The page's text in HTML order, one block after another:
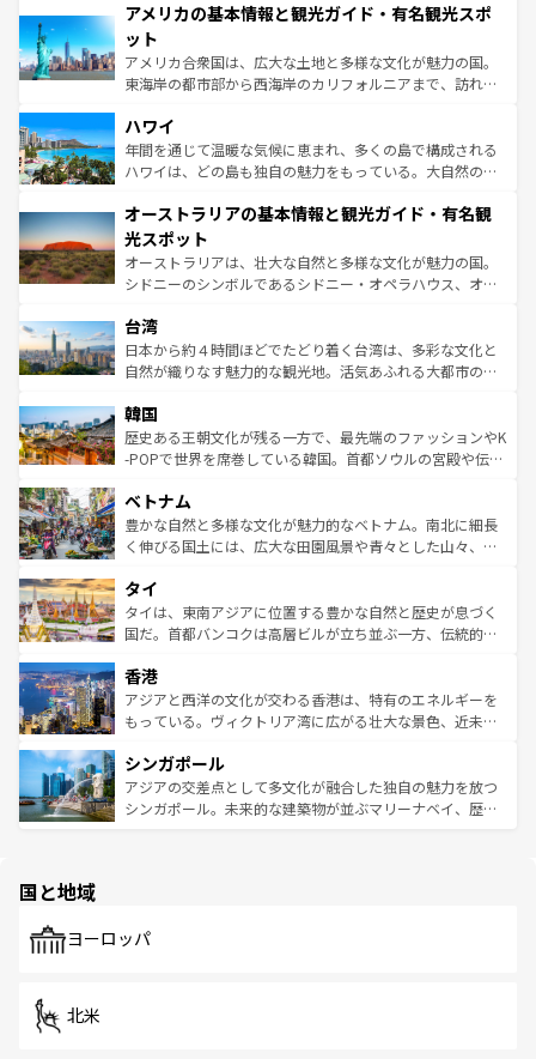
ンツ一覧を参照してほしい。
の建物がそのまま残る町や、スイスならではのユニークな
博物館もあり、アルプス観光だけでなく町歩きも満喫する
ことができる。国民の所得が高いため物価も高いが、旅行
者向けの交通パス提供のサービスもあり、うまく活用すれ
着のスイス情報は
アメリカの基本情報と観光ガイド・有名観光スポ
ット
アメリカ合衆国は、広大な土地と多様な文化が魅力の国。
東海岸の都市部から西海岸のカリフォルニアまで、訪れる
のような巨大都市は、観光、ショッピング、エンターテイ
ンメントが詰まった刺激的なスポットだ。一方、アメリカ
西部には大自然が広がり、グランドキャニオンやイエロー
部のニューオーリンズでは、音楽と美食が融合した独特の
文化が魅力。旅行者はアメリカの各地域で異なる魅力を楽
しみながら、その多様性と豊かな歴史を感じることができ
るだろう。車でのロードトリップや列車の旅も、アメリカ
情報は
ハワイ
年間を通じて温暖な気候に恵まれ、多くの島で構成される
ハワイは、どの島も独自の魅力をもっている。大自然の神
ワイ島は見逃せない。また、定番の観光地といえばオアフ
島だが、静かな自然を求めるならマウイ島やカウアイ島が
おすすめ。エメラルドグリーンに輝く海をはじめ、豊かな
文化や歴史が息づいている。「アロハスピリット」と呼ば
人々、おいしいローカルフードやハワイアンミュージッ
ク、伝統的なフラダンスなど、すべてがハワイの魅力を彩
っている。訪れるたびに新しい発見と感動が待っているハ
はコンテンツ一覧
オーストラリアの基本情報と観光ガイド・有名観
光スポット
オーストラリアは、壮大な自然と多様な文化が魅力の国。
シドニーのシンボルであるシドニー・オペラハウス、オー
リアリーフや大陸中央部にそびえるウルル（エアーズロッ
ク）、タスマニアの美しい原生林やケアンズの熱帯雨林な
ど、見どころがたくさん。また、カフェやワイン、オージ
いる。アクティビティも充実しており、サーフィンやダイ
ビング、ハイキングなど、アウトドア好きにはたまらな
い。オーストラリアの多彩な魅力を存分に味わいつくそ
参照してほしい。
台湾
日本から約４時間ほどでたどり着く台湾は、多彩な文化と
自然が織りなす魅力的な観光地。活気あふれる大都市の台
ン）、静ひつな山岳地帯である台湾東部など、都市の喧騒
と山間の静けさが共存しており、訪れる人に新しい発見と
驚きをもたらしてくれる。また、奥深い台湾の食文化も魅
容にもいいと評判のスイーツなど、バラエティ豊かな料理
が味わえる。 なお、新着の台湾情報は コンテンツ一覧を参
照してほしい。
韓国
歴史ある王朝文化が残る一方で、最先端のファッションやK
-POPで世界を席巻している韓国。首都ソウルの宮殿や伝統
き、地方に足を延ばせば四季折々の自然美を楽しむことが
できる。そして、キムチや焼肉、絶品のストリートフード
まで、さまざまな韓国料理が待っている。夜には、韓国な
リティに包まれながら、韓国の多彩な魅力を心ゆくまで味
わってみてほしい。 なお、新着の韓国情報はコンテンツ一
覧を参照してほしい。
ベトナム
豊かな自然と多様な文化が魅力的なベトナム。南北に細長
く伸びる国土には、広大な田園風景や青々とした山々、世
急速な発展と共に伝統が息づく。ハノイの古い町並みやホ
ーチミン市のフランス統治時代の建物も、独特の雰囲気を
醸し出している。また、バラエティの豊かさとおいしさで
とつ。フォーやバインミー、ベトナムコーヒーなどは、ぜ
ひ現地で味わいたい。どの地域を訪れてもあたたかい人々
が旅行者を迎えてくれるので、きっと忘れられない旅にな
参照してほしい。
タイ
タイは、東南アジアに位置する豊かな自然と歴史が息づく
国だ。首都バンコクは高層ビルが立ち並ぶ一方、伝統的な
の活気が交差している。北部ではチェンマイなどの山岳地
帯で自然と触れ合い、南部ではプーケットやクラビの美し
いビーチでリゾート気分を楽しむことができる。タイ料理
激する。気候は一年中温暖で、どの季節にも異なる楽しみ
が待っている。親しみやすいタイの人々、仏教を中心とし
た文化、そして多様な観光資源が、訪れる旅人を魅了し続
香港
アジアと西洋の文化が交わる香港は、特有のエネルギーを
もっている。ヴィクトリア湾に広がる壮大な景色、近未来
み、どこを訪れても感動するはず。観光スポットが密集し
ており、効率よく見どころを回れるのも魅力。息をのむよ
うな絶景から文化的な体験まで、香港を存分に楽しみ尽く
シンガポール
アジアの交差点として多文化が融合した独自の魅力を放つ
シンガポール。未来的な建築物が並ぶマリーナベイ、歴史
で、ホーカーズは地元の風情を楽しめる外せないスポット
国と地域
ヨーロッパ
北米